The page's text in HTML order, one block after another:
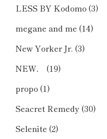
LESS BY Kodomo (3)
megane and me (14)
New Yorker Jr. (3)
NEW．
(19)
propo (1)
Seacret Remedy (30)
Selenite (2)